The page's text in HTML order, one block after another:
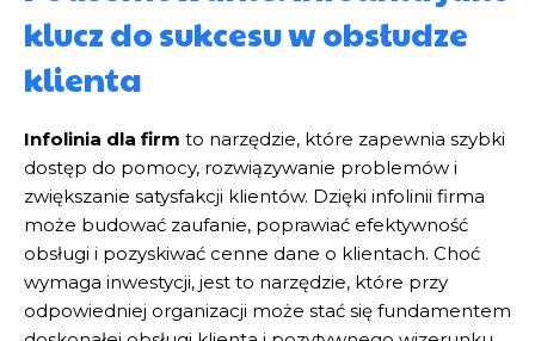
klucz do sukcesu w obsłudze
klienta
Infolinia dla firm to narzędzie, które zapewnia szybki
dostęp do pomocy, rozwiązywanie problemów i
zwiększanie satysfakcji klientów. Dzięki infolinii firma
może budować zaufanie, poprawiać efektywność
obsługi i pozyskiwać cenne dane o klientach. Choć
wymaga inwestycji, jest to narzędzie, które przy
odpowiedniej organizacji może stać się fundamentem